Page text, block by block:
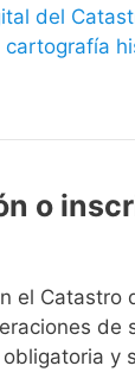
del
cartografía
o
el Catastro
de
y